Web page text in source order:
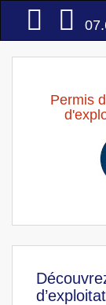
Accueil
Permis